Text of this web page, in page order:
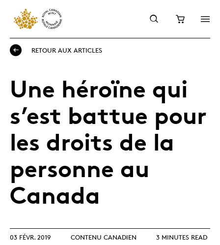
RETOUR AUX ARTICLES
Une héroïne qui
s’est battue pour
les droits de la
personne au
Canada
03 FÉVR. 2019 CONTENU CANADIEN 3 MINUTES READ